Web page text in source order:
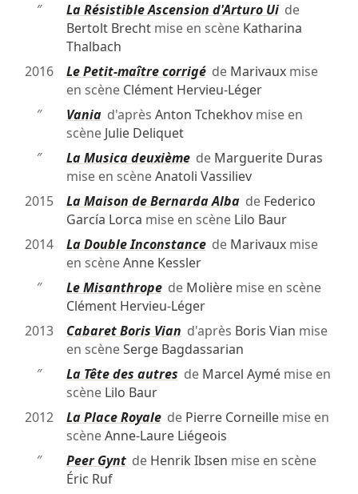
″
La Résistible Ascension d'Arturo Uide
Bertolt Brechtmise en scène Katharina
Thalbach
2016
Le Petit-maître corrigéde Marivauxmise
en scène Clément Hervieu-Léger
″
Vaniad'après Anton Tchekhovmise en
scène Julie Deliquet
″
La Musica deuxièmede Marguerite Duras
mise en scèneAnatoli Vassiliev
2015
La Maison de Bernarda Albade Federico
García Lorca mise en scène Lilo Baur
2014
La Double Inconstancede Marivauxmise
en scèneAnne Kessler
″
Le Misanthropede Molièremise en scène
Clément Hervieu-Léger
2013
Cabaret Boris Vian d'après Boris Vian mise
en scèneSerge Bagdassarian
″
La Tête des autres de Marcel Aymémise en
scène Lilo Baur
2012
La Place Royalede Pierre Corneillemise en
scèneAnne-Laure Liégeois
″
Peer Gyntde Henrik Ibsen mise en scène
Éric Ruf